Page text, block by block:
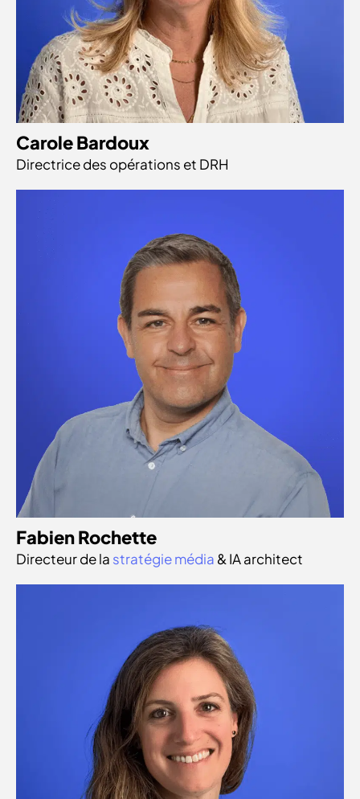
Carole Bardoux
Directrice des opérations et DRH
Fabien Rochette
Directeur de la stratégie média & IA architect